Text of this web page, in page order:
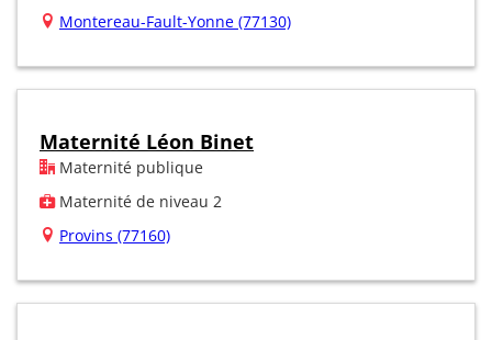
Montereau-Fault-Yonne (77130)
Maternité Léon Binet
Maternité publique
Maternité de niveau 2
Provins (77160)